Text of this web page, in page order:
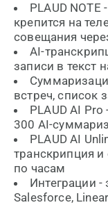
PLAUD
крепится на
совещания
AI-
записи в текст
встреч, список
PLAUD AI
300 AI-
PLAUD AI
транскрипция
по часам
Интеграции -
Salesforce, Linear